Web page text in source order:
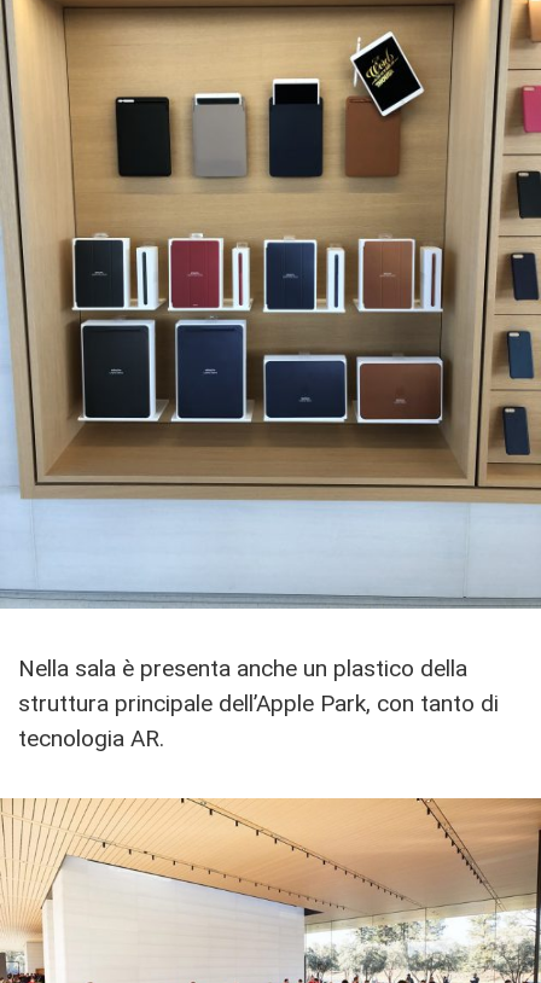
Nella sala è presenta anche un plastico della
struttura principale dell’Apple Park, con tanto di
tecnologia AR.